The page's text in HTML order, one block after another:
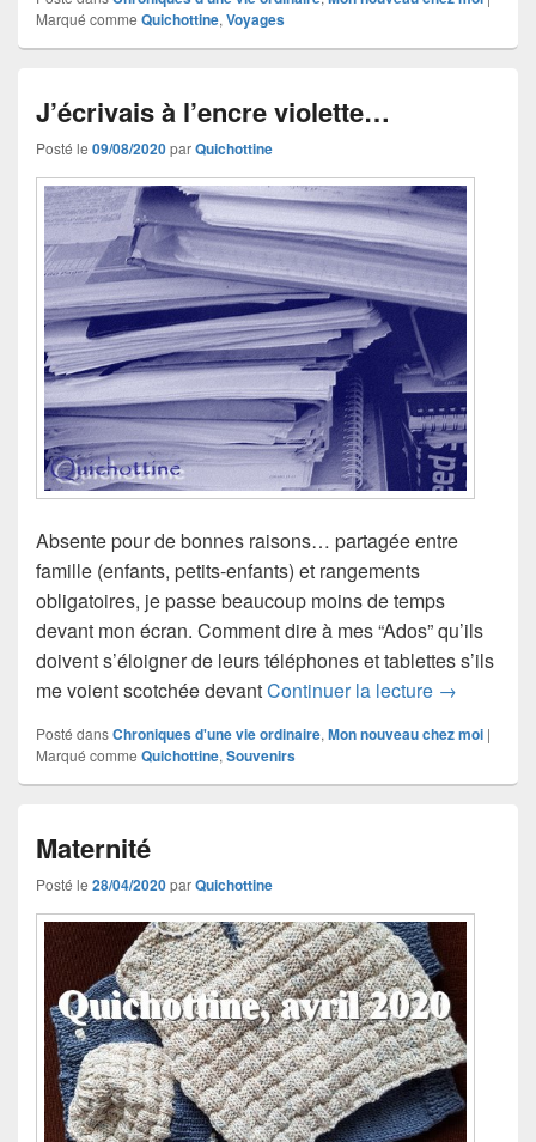
Marqué comme Quichottine, Voyages
J’écrivais à l’encre violette…
Posté le 09/08/2020parQuichottine
Absente pour de bonnes raisons… partagée entre
famille (enfants, petits-enfants) et rangements
obligatoires, je passe beaucoup moins de temps
devant mon écran. Comment dire à mes “Ados” qu’ils
doivent s’éloigner de leurs téléphones et tablettes s’ils
me voient scotchée devantContinuer la lecture J’écrivais
→
Posté dansChroniques d'une vie ordinaire, Mon nouveau chez moi |
Marqué comme Quichottine, Souvenirs
Maternité
Posté le 28/04/2020parQuichottine